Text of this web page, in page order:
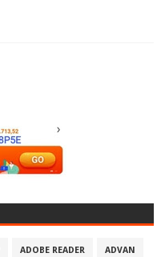
ADOBE READER ADVAN